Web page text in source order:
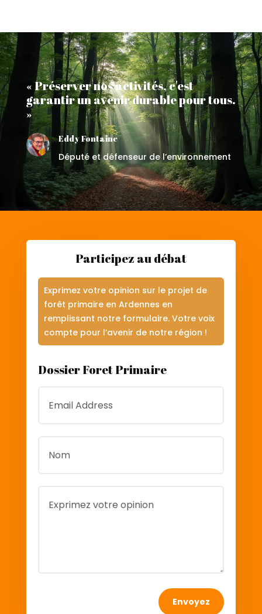
« Préserver nos activités, c'est
garantir un avenir durable pour tous.
»
Eddy Fontaine
Député et défenseur de l’environnement
Participez au débat
Exprimez votre opinion sur le projet de
forêt primaire en Ardennes en
remplissant notre formulaire. Votre voix
compte pour l’avenir de notre région !
Dossier Foret Primaire
Envoyez